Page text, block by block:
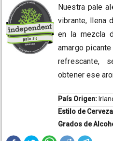
Nuestra pale
vibrante, llena
en la mezcla
amargo
refrescante,
obtener ese
País Origen:
Estilo de
Grados de